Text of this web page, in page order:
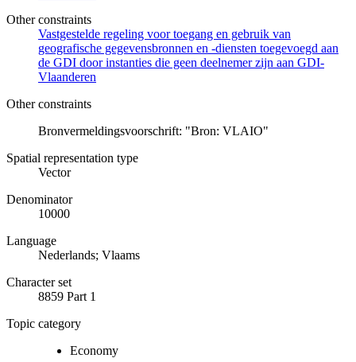
Other constraints
Vastgestelde regeling voor toegang en gebruik van
geografische gegevensbronnen en -diensten toegevoegd aan
de GDI door instanties die geen deelnemer zijn aan GDI-
Vlaanderen
Other constraints
Bronvermeldingsvoorschrift: "Bron: VLAIO"
Spatial representation type
Vector
Denominator
10000
Language
Nederlands; Vlaams
Character set
8859 Part 1
Topic category
Economy